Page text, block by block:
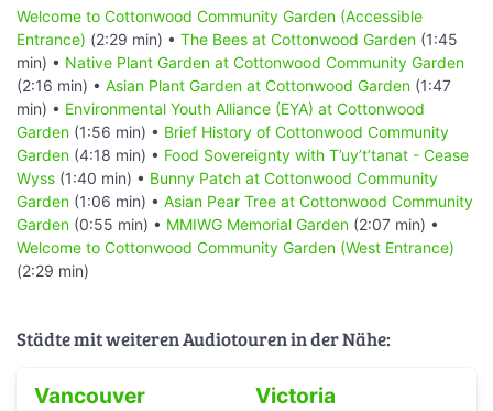
Welcome to Cottonwood Community Garden (Accessible
Entrance) (2:29 min) • The Bees at Cottonwood Garden (1:45
min) • Native Plant Garden at Cottonwood Community Garden
(2:16 min) • Asian Plant Garden at Cottonwood Garden (1:47
min) • Environmental Youth Alliance (EYA) at Cottonwood
Garden (1:56 min) • Brief History of Cottonwood Community
Garden (4:18 min) • Food Sovereignty with T’uy’t’tanat - Cease
Wyss (1:40 min) • Bunny Patch at Cottonwood Community
Garden (1:06 min) • Asian Pear Tree at Cottonwood Community
Garden (0:55 min) • MMIWG Memorial Garden (2:07 min) •
Welcome to Cottonwood Community Garden (West Entrance)
(2:29 min)
Städte mit weiteren Audiotouren in der Nähe:
Vancouver Victoria